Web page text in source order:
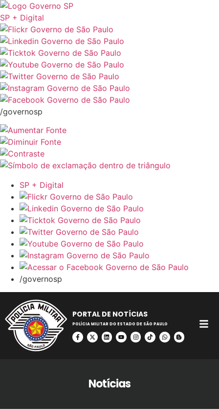
SP + Digital
/governosp
SP + Digital
/governosp
PORTAL DE NOTÍCIAS
POLÍCIA MILITAR DO ESTADO DE SÃO PAULO
Notícias